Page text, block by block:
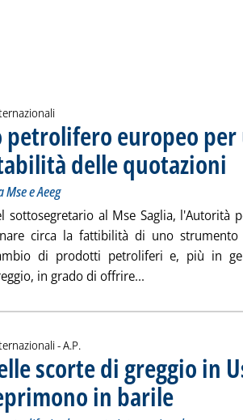
petrolifero europeo per
delle quotazioni
e Aeeg
sottosegretario al Mse Saglia, l'Autorità
circa la fattibilità di uno
di prodotti petroliferi e, più in
in grado di offrire...
-di:
A.P.
scorte di greggio in
in barile. Sottotitolo:
. Pubblicata